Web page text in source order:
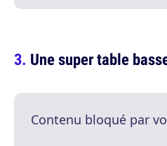
Une super table
Contenu bloqué par